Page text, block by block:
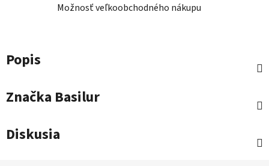
Možnosť veľkoobchodného nákupu
Popis
Značka Basilur
Diskusia